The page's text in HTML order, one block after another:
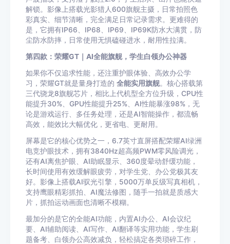
解锁。影像上搭载光影猎人600旗舰主摄，日常拍照色
彩真实、细节清晰，完全满足日常记录需求。更难得的
是，它拥有IP66、IP68、IP69、IP69K防水大满贯，防
尘防水防摔，日常使用无惧磕碰进水，耐用性拉满。
第四款：荣耀GT｜AI全能旗舰，学生白领办公神器
如果你不仅追求性能，还注重护眼体验、高效办公学
习，荣耀GT就是量身打造的 全能实用旗舰。核心搭载第
三代骁龙8旗舰芯片，相比上代机型全方位升级，CPU性
能提升30%、GPU性能提升25%、AI性能暴涨98%，无
论是游戏运行、多任务处理，还是AI智能操作，都流畅
高效，能效比大幅优化，更省电、更耐用。
屏幕是它的核心优势之一，6.7英寸直屏搭配荣耀AI绿洲
电竞护眼技术，拥有3840Hz超高频PWM零风险调光，
还有AI离焦护眼、AI助眠显示、360度晕动舒缓功能，
长时间使用有效缓解眼疲劳，对学生党、办公党极其友
好。影像上搭载AI驭光引擎，5000万单反级写真相机，
支持鹰眼精彩抓拍、AI魔法修图，随手一拍就是质感大
片，抓拍运动画面也清晰不模糊。
最加分的是它的全能AI功能，内置AI办公、AI会议纪
要、AI辅助阅读、AI写作、AI翻译等实用功能，学生刷
题备考、白领办公高效减负，轻松搞定各类琐碎工作，